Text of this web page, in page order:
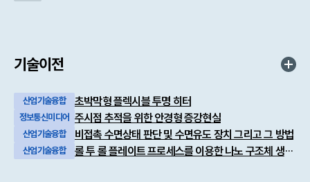
기술이전
산업기술융합 초박막형 플렉시블 투명 히터
정보통신미디어 주시점 추적을 위한 안경형 증강현실
산업기술융합 비접촉 수면상태 판단 및 수면유도 장치 그리고 그 방법
산업기술융합 롤 투 롤 플레이트 프로세스를 이용한 나노 구조체 생성 방법